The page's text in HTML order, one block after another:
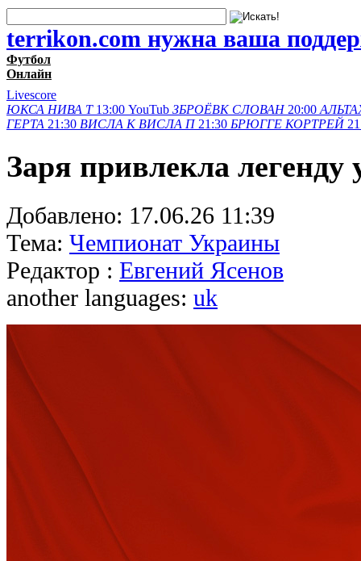
terrikon.com нужна ваша
Футбол
Онлайн
Livescore
ЮКСА НИВА Т 13:00 YouTub ЗБРОЁВК СЛОВАН 20:00
ГЕРТА 21:30 ВИСЛА K ВИСЛА П 21:30 БРЮГГЕ КОРТРЕЙ
Заря привлекла легенду
Добавлено: 17.06.26 11:39
Тема: Чемпионат Украины
Редактор : Евгений Ясенов
another languages: uk